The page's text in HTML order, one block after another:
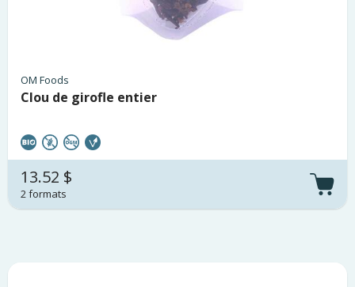
OM Foods
Clou de girofle entier
13.52 $
2 formats